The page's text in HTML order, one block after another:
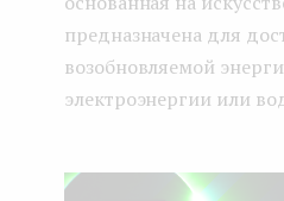
предназначена для
возобновляемой
электроэнергии или